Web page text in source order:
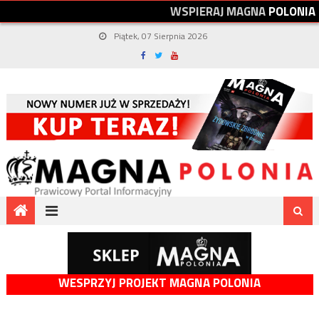
WSPIERAJMAGNAPOLONIA
Piątek, 07 Sierpnia 2026
WESPRZYJ PROJEKT MAGNA POLONIA